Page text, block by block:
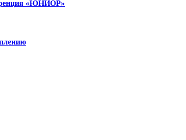
«ЮНИОР»